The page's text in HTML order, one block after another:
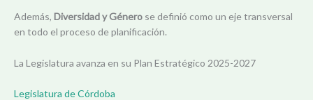
Además, Diversidad y Género se definió como un eje transversal
en todo el proceso de planificación.
La Legislatura avanza en su Plan Estratégico 2025-2027
Legislatura de Córdoba